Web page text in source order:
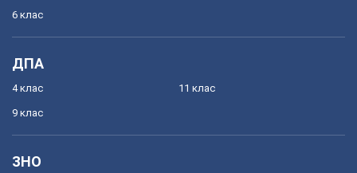
6 клас
ДПА
4 клас
9 клас
11 клас
ЗНО